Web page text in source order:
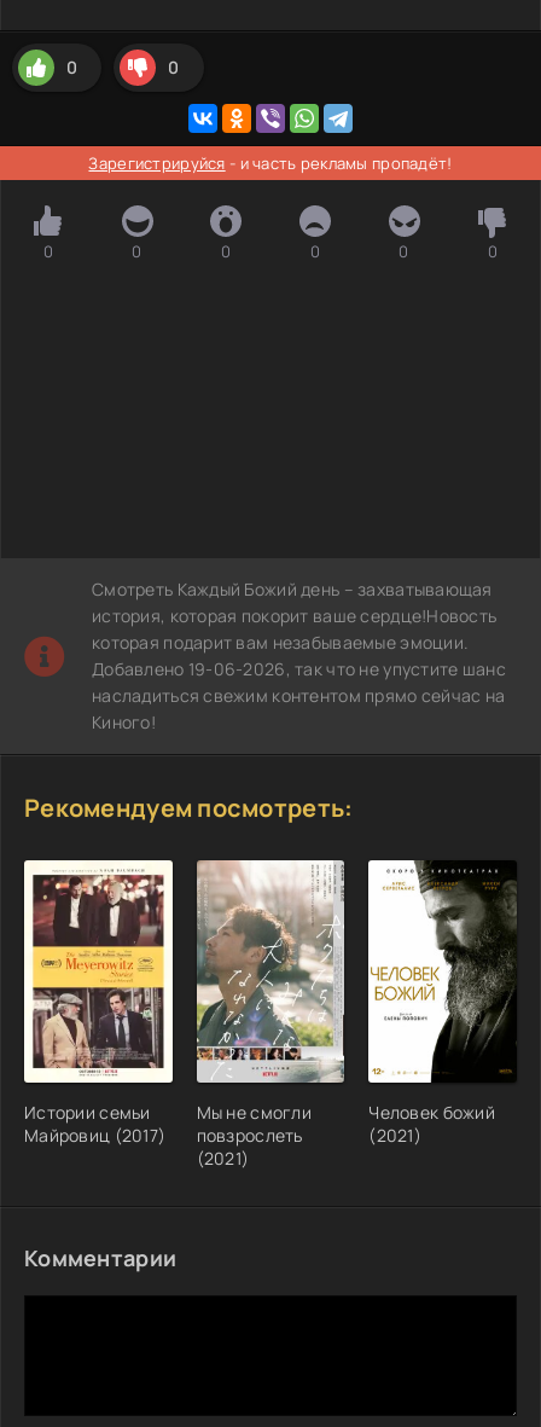
0 0
Зарегистрируйся - и часть рекламы пропадёт!
0 0 0 0 0 0
Смотреть Каждый Божий день – захватывающая
история, которая покорит ваше сердце!Новость
которая подарит вам незабываемые эмоции.
Добавлено 19-06-2026, так что не упустите шанс
насладиться свежим контентом прямо сейчас на
Киного!
Рекомендуем посмотреть:
Истории семьи
Майровиц (2017)
Мы не смогли
повзрослеть
(2021)
Человек божий
(2021)
Комментарии